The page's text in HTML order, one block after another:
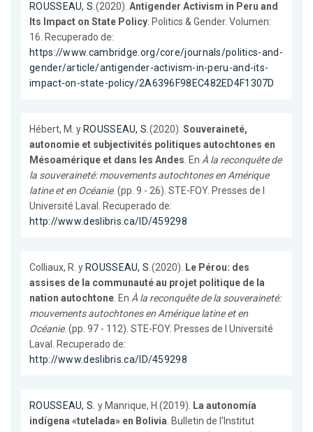
ROUSSEAU, S.(2020). Antigender Activism in Peru and
Its Impact on State Policy. Politics & Gender. Volumen:
16. Recuperado de:
https://www.cambridge.org/core/journals/politics-and-
gender/article/antigender-activism-in-peru-and-its-
impact-on-state-policy/2A6396F98EC482ED4F1307D
Hébert, M. y ROUSSEAU, S.(2020). Souveraineté,
autonomie et subjectivités politiques autochtones en
Mésoamérique et dans les Andes. En À la reconquête de
la souveraineté: mouvements autochtones en Amérique
latine et en Océanie. (pp. 9 - 26). STE-FOY. Presses de l
Université Laval. Recuperado de:
http://www.deslibris.ca/ID/459298
Colliaux, R. y ROUSSEAU, S.(2020). Le Pérou: des
assises de la communauté au projet politique de la
nation autochtone. En À la reconquête de la souveraineté:
mouvements autochtones en Amérique latine et en
Océanie. (pp. 97 - 112). STE-FOY. Presses de l Université
Laval. Recuperado de:
http://www.deslibris.ca/ID/459298
ROUSSEAU, S. y Manrique, H.(2019). La autonomía
indígena «tutelada» en Bolivia. Bulletin de l'Institut